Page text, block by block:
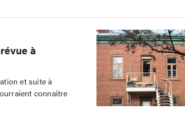
à
et suite à
connaitre